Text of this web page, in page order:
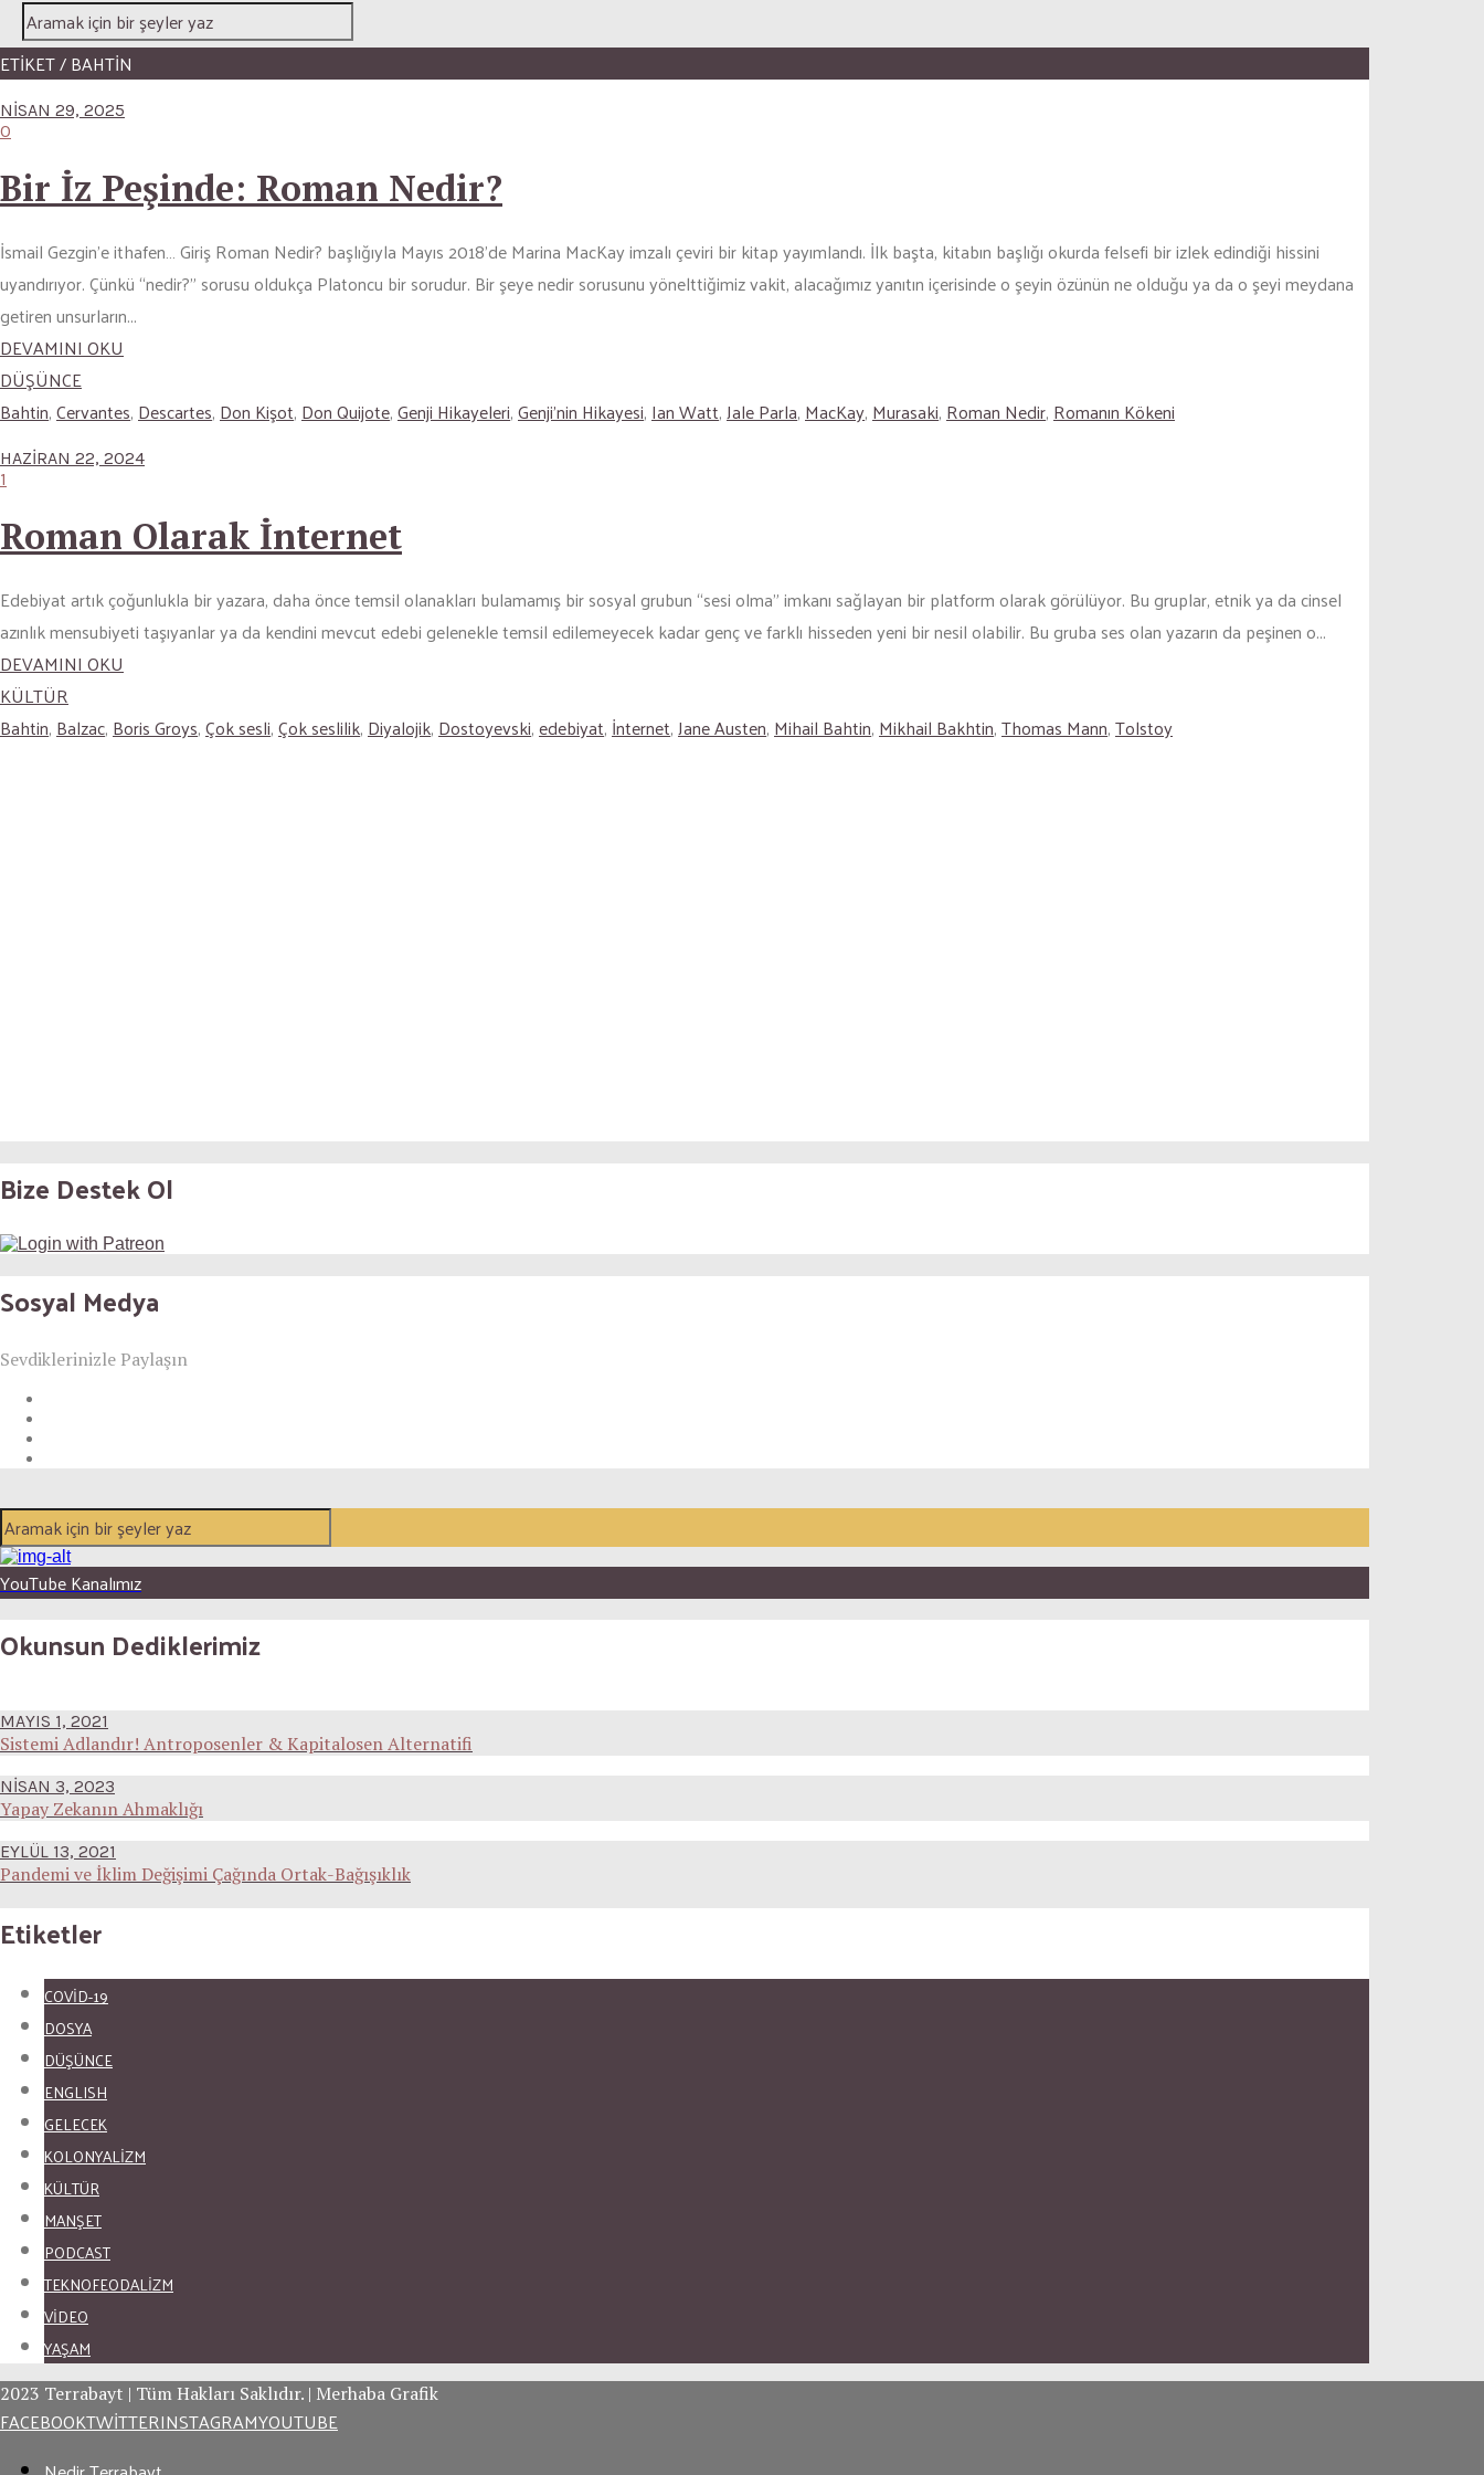
ETİKET / BAHTIN
NISAN 29, 2025
0
Bir İz Peşinde: Roman Nedir?
İsmail Gezgin’e ithafen… Giriş Roman Nedir? başlığıyla Mayıs 2018’de Marina MacKay imzalı çeviri bir kitap yayımlandı. İlk başta, kitabın başlığı okurda felsefi bir izlek edindiği hissini
uyandırıyor. Çünkü “nedir?” sorusu oldukça Platoncu bir sorudur. Bir şeye nedir sorusunu yönelttiğimiz vakit, alacağımız yanıtın içerisinde o şeyin özünün ne olduğu ya da o şeyi meydana
getiren unsurların...
DEVAMINI OKU
DÜŞÜNCE
Bahtin,Cervantes,Descartes,Don Kişot,Don Quijote,Genji Hikayeleri,Genji'nin Hikayesi,Ian Watt,Jale Parla,MacKay,Murasaki,Roman Nedir,Romanın Kökeni
HAZIRAN 22, 2024
1
Roman Olarak İnternet
Edebiyat artık çoğunlukla bir yazara, daha önce temsil olanakları bulamamış bir sosyal grubun “sesi olma” imkanı sağlayan bir platform olarak görülüyor. Bu gruplar, etnik ya da cinsel
azınlık mensubiyeti taşıyanlar ya da kendini mevcut edebi gelenekle temsil edilemeyecek kadar genç ve farklı hisseden yeni bir nesil olabilir. Bu gruba ses olan yazarın da peşinen o...
DEVAMINI OKU
KÜLTÜR
Bahtin, Balzac, Boris Groys,Çok sesli,Çok seslilik, Diyalojik, Dostoyevski,edebiyat, İnternet,Jane Austen, Mihail Bahtin, Mikhail Bakhtin,Thomas Mann,Tolstoy
Bize Destek Ol
Sosyal Medya
Sevdiklerinizle Paylaşın
YouTube Kanalımız
Okunsun Dediklerimiz
MAYIS 1, 2021
Sistemi Adlandır! Antroposenler & Kapitalosen Alternatifi
NISAN 3, 2023
Yapay Zekanın Ahmaklığı
EYLÜL 13, 2021
Pandemi ve İklim Değişimi Çağında Ortak-Bağışıklık
Etiketler
COVID-19
DOSYA
DÜŞÜNCE
ENGLISH
GELECEK
KOLONYALİZM
KÜLTÜR
MANŞET
PODCAST
TEKNOFEODALİZM
VİDEO
YAŞAM
2023 Terrabayt | Tüm Hakları Saklıdır. | Merhaba Grafik
FACEBOOKTWITTERINSTAGRAMYOUTUBE